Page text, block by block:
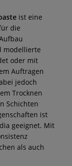
ist eine
die
modellierte
oder mit
Auftragen
jedoch
Trocknen
Schichten
ist
geeignet. Mit
als auch